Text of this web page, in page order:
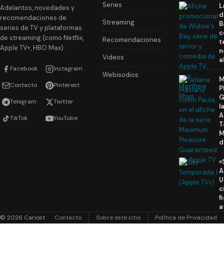
Adelantos, novedades y
recomendaciones de
series de TV y plataformas
de streaming (como Netflix,
Apple TV+, HBO Max).
Facebook Instagram
Contacto Pinterest
Telegram Twitter
TikTok YouTube
Series
Streaming
Recomendaciones
Videos
Webisodios
© 2026 Carlost Contacto Sobre este sitio Política de Privacidad